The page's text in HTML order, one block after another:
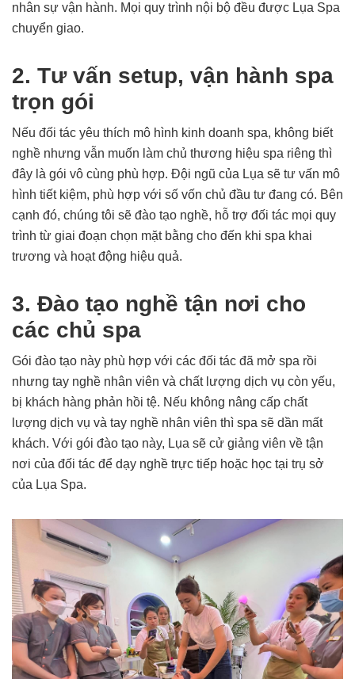
nhân sự vận hành. Mọi quy trình nội bộ đều được Lụa Spa
chuyển giao.
2. Tư vấn setup, vận hành spa
trọn gói
Nếu đối tác yêu thích mô hình kinh doanh spa, không biết
nghề nhưng vẫn muốn làm chủ thương hiệu spa riêng thì
đây là gói vô cùng phù hợp. Đội ngũ của Lụa sẽ tư vấn mô
hình tiết kiệm, phù hợp với số vốn chủ đầu tư đang có. Bên
cạnh đó, chúng tôi sẽ đào tạo nghề, hỗ trợ đối tác mọi quy
trình từ giai đoạn chọn mặt bằng cho đến khi spa khai
trương và hoạt động hiệu quả.
3. Đào tạo nghề tận nơi cho
các chủ spa
Gói đào tạo này phù hợp với các đối tác đã mở spa rồi
nhưng tay nghề nhân viên và chất lượng dịch vụ còn yếu,
bị khách hàng phản hồi tệ. Nếu không nâng cấp chất
lượng dịch vụ và tay nghề nhân viên thì spa sẽ dần mất
khách. Với gói đào tạo này, Lụa sẽ cử giảng viên về tận
nơi của đối tác để dạy nghề trực tiếp hoặc học tại trụ sở
của Lụa Spa.